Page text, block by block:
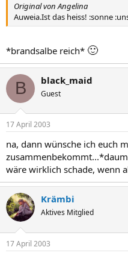
Original von Angelina
Auweia.Ist das heiss! :sonne
*brandsalbe reich* 🙂
B black_maid
Guest
17 April 2003
na, dann wünsche ich euch
wäre wirklich schade, wenn
Krämbi
Aktives Mitglied
17 April 2003